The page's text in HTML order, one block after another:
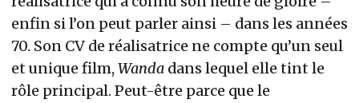
enfin si l’on peut parler ainsi – dans les années
70. Son CV de réalisatrice ne compte qu’un seul
et unique film,Wanda dans lequel elle tint le
rôle principal. Peut-être parce que le